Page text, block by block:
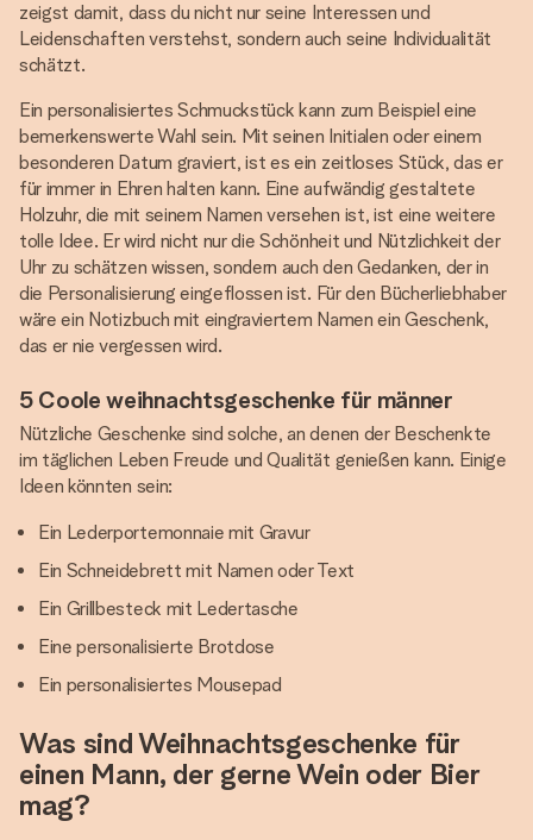
zeigst damit, dass du nicht nur seine Interessen und
Leidenschaften verstehst, sondern auch seine Individualität
schätzt.
Ein personalisiertes Schmuckstück kann zum Beispiel eine
bemerkenswerte Wahl sein. Mit seinen Initialen oder einem
besonderen Datum graviert, ist es ein zeitloses Stück, das er
für immer in Ehren halten kann. Eine aufwändig gestaltete
Holzuhr, die mit seinem Namen versehen ist, ist eine weitere
tolle Idee. Er wird nicht nur die Schönheit und Nützlichkeit der
Uhr zu schätzen wissen, sondern auch den Gedanken, der in
die Personalisierung eingeflossen ist. Für den Bücherliebhaber
wäre ein Notizbuch mit eingraviertem Namen ein Geschenk,
das er nie vergessen wird.
5 Coole weihnachtsgeschenke für männer
Nützliche Geschenke sind solche, an denen der Beschenkte
im täglichen Leben Freude und Qualität genießen kann. Einige
Ideen könnten sein:
Ein Lederportemonnaie mit Gravur
Ein Schneidebrett mit Namen oder Text
Ein Grillbesteck mit Ledertasche
Eine personalisierte Brotdose
Ein personalisiertes Mousepad
Was sind Weihnachtsgeschenke für
einen Mann, der gerne Wein oder Bier
mag?